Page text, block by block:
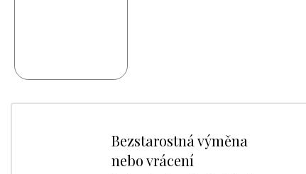
Bezstarostná výměna
nebo vrácení